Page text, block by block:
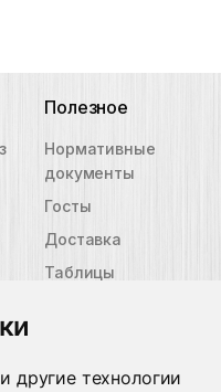
другие технологии
Полезное
Нормативные
документы
Госты
Доставка
Таблицы